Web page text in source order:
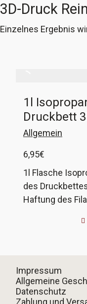
3D-Druck
Einzelnes Ergebnis
1l
Druckbett
Allgemein
6,95€
1l Flasche
des
Haftung des
reinem
medizinischer
verwenden!
Impressum
Allgemeine
Datenschutz
Zahlung und